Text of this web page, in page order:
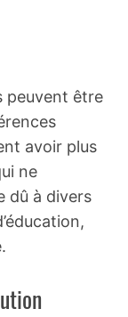
peuvent être
avoir plus
ne
dû à divers